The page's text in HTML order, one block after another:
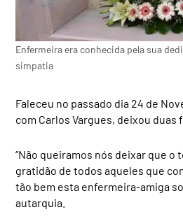
Enfermeira era conhecida pela sua
simpatia
Faleceu no passado dia 24 de
com Carlos Vargues, deixou duas
“Não queiramos nós deixar que o
gratidão de todos aqueles que
tão bem esta enfermeira-amiga
autarquia.